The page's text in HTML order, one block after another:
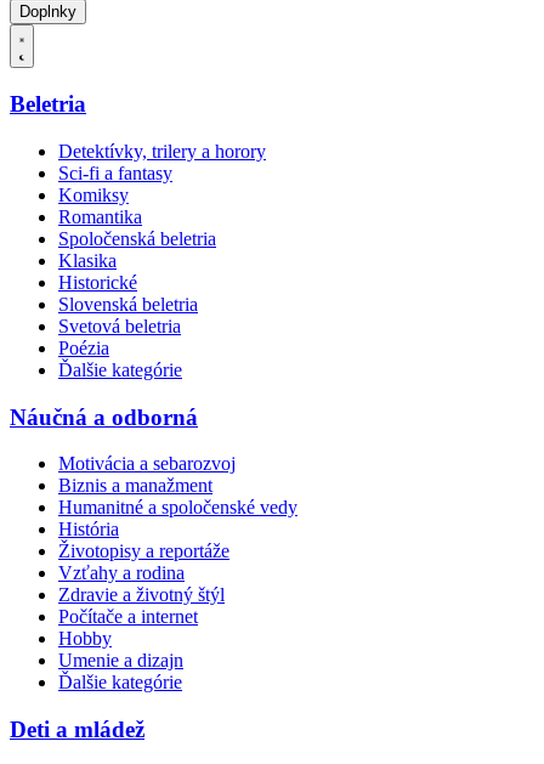
Doplnky
Beletria
Detektívky, trilery a horory
Sci-fi a fantasy
Komiksy
Romantika
Spoločenská beletria
Klasika
Historické
Slovenská beletria
Svetová beletria
Poézia
Ďalšie kategórie
Náučná a odborná
Motivácia a sebarozvoj
Biznis a manažment
Humanitné a spoločenské vedy
História
Životopisy a reportáže
Vzťahy a rodina
Zdravie a životný štýl
Počítače a internet
Hobby
Umenie a dizajn
Ďalšie kategórie
Deti a mládež